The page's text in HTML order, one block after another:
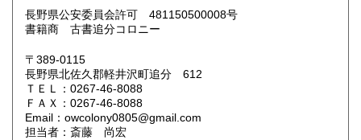
鳥取県 600円 島根県
岡山県
山口県 600円
香川県 600円 愛媛県
長野県公安委員会許可 481150500008号
書籍商 古書追分コロニー
〒389-0115
長野県北佐久郡軽井沢町追分 612
ＴＥＬ：0267-46-8088
ＦＡＸ：0267-46-8088
Email：owcolony0805@gmail.com
担当者：斎藤 尚宏